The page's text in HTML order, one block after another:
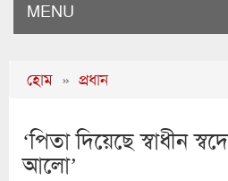
MENU
হোম » প্রধান
‘পিতা দিয়েছে স্বাধীন
আলো’